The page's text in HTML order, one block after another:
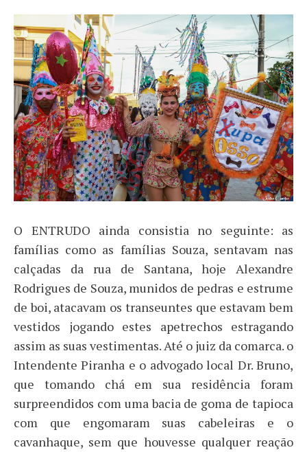
O ENTRUDO ainda consistia no seguinte: as
famílias como as famílias Souza, sentavam nas
calçadas da rua de Santana, hoje Alexandre
Rodrigues de Souza, munidos de pedras e estrume
de boi, atacavam os transeuntes que estavam bem
vestidos jogando estes apetrechos estragando
assim as suas vestimentas. Até o juiz da comarca. o
Intendente Piranha e o advogado local Dr. Bruno,
que tomando chá em sua residência foram
surpreendidos com uma bacia de goma de tapioca
com que engomaram suas cabeleiras e o
cavanhaque, sem que houvesse qualquer reação